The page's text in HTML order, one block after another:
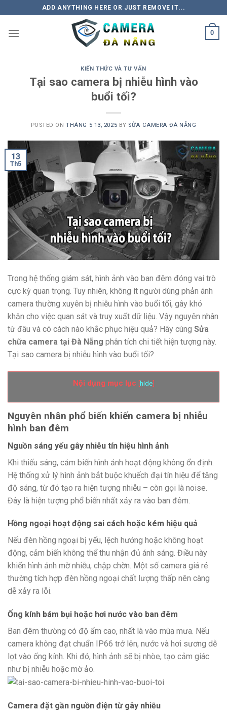
to
content
ADD ANYTHING HERE OR JUST REMOVE IT...
0
KIẾN THỨC VÀ TƯ VẤN
Tại sao camera bị nhiễu hình vào
buổi tối?
POSTED ONTHÁNG 5 13, 2025 BY SỬA CAMERA ĐÀ NẴNG
13
Th5
Trong hệ thống giám sát, hình ảnh vào ban đêm đóng vai trò
cực kỳ quan trọng. Tuy nhiên, không ít người dùng phản ánh
camera thường xuyên bị nhiễu hình vào buổi tối, gây khó
khăn cho việc quan sát và truy xuất dữ liệu. Vậy nguyên nhân
từ đâu và có cách nào khắc phục hiệu quả? Hãy cùng Sửa
chữa camera tại Đà Nẵng phân tích chi tiết hiện tượng này.
Tại sao camera bị nhiễu hình vào buổi tối?
Nội dụng mục lục [hide]
Nguyên nhân phổ biến khiến camera bị nhiễu
hình ban đêm
Nguồn sáng yếu gây nhiễu tín hiệu hình ảnh
Khi thiếu sáng, cảm biến hình ảnh hoạt động không ổn định.
Hệ thống xử lý hình ảnh bắt buộc khuếch đại tín hiệu để tăng
độ sáng, từ đó tạo ra hiện tượng nhiễu – còn gọi là noise.
Đây là hiện tượng phổ biến nhất xảy ra vào ban đêm.
Hồng ngoại hoạt động sai cách hoặc kém hiệu quả
Nếu đèn hồng ngoại bị yếu, lệch hướng hoặc không hoạt
động, cảm biến không thể thu nhận đủ ánh sáng. Điều này
khiến hình ảnh mờ nhiễu, chập chờn. Một số camera giá rẻ
thường tích hợp đèn hồng ngoại chất lượng thấp nên càng
dễ xảy ra lỗi.
Ống kính bám bụi hoặc hơi nước vào ban đêm
Ban đêm thường có độ ẩm cao, nhất là vào mùa mưa. Nếu
camera không đạt chuẩn IP66 trở lên, nước và hơi sương dễ
lọt vào ống kính. Khi đó, hình ảnh sẽ bị nhòe, tạo cảm giác
như bị nhiễu hoặc mờ ảo.
Camera đặt gần nguồn điện từ gây nhiễu